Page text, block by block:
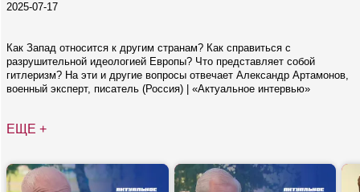
2025-07-17
Как Запад относится к другим странам? Как справиться с
разрушительной идеологией Европы? Что представляет собой
гитлеризм? На эти и другие вопросы отвечает Александр Артамонов,
военный эксперт, писатель (Россия) | «Актуальное интервью»
ЕЩЕ +